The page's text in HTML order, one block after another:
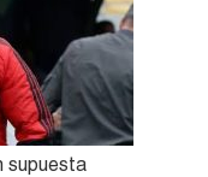
supuesta